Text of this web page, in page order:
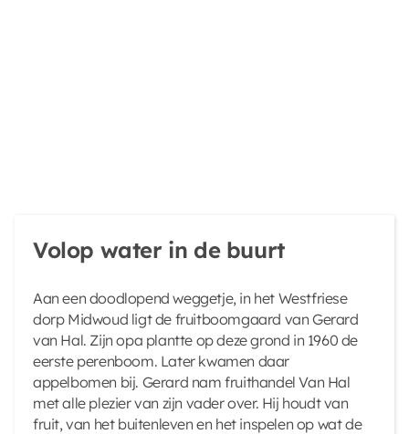
Volop water in de buurt
Aan een doodlopend weggetje, in het Westfriese
dorp Midwoud ligt de fruitboomgaard van Gerard
van Hal. Zijn opa plantte op deze grond in 1960 de
eerste perenboom. Later kwamen daar
appelbomen bij. Gerard nam fruithandel Van Hal
met alle plezier van zijn vader over. Hij houdt van
fruit, van het buitenleven en het inspelen op wat de